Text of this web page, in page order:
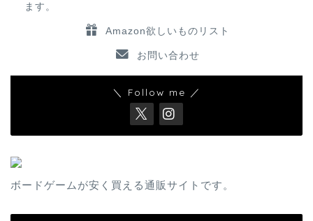
ます。
Amazon欲しいものリスト
お問い合わせ
＼ Follow me ／
ボードゲームが安く買える通販サイトです。